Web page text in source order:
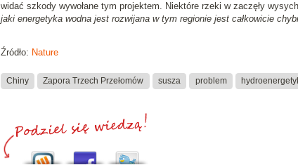
widać szkody wywołane tym projektem. Niektóre rzeki w zaczęły
jaki energetyka wodna jest rozwijana w tym regionie jest całkowicie
Źródło: Nature
Chiny Zapora Trzech Przełomów susza problem